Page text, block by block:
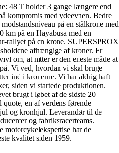
48 T holder 3 gange længere end
kompromis med ydeevnen. Bedre
på en stålkrone med
km på en Hayabusa med en
rallyet på en krone. SUPERSPROX
afhængige af kroner. Er
om, at nitter er den eneste måde at
Vi ved, hvordan vi skal bruge
ind i kronerne. Vi har aldrig haft
siden vi startede produktionen.
brugt i løbet af de sidste 20
en af verdens førende
og kronhjul. Leverandør til de
og fabriksracerteams.
motorcykelekspertise har de
kvalitet siden 1959.